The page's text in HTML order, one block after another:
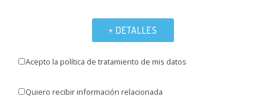
+ DETALLES
Acepto la política de tratamiento de mis datos
Quiero recibir información relacionada